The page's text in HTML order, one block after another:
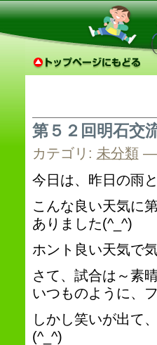
第５２回明石交
カテゴリ: 未分類—
今日は、昨日の雨
こんな良い天気に
ありました(^_^)
ホント良い天気で
さて、試合は～素
いつものように、
しかし笑いが出て
(^_^)